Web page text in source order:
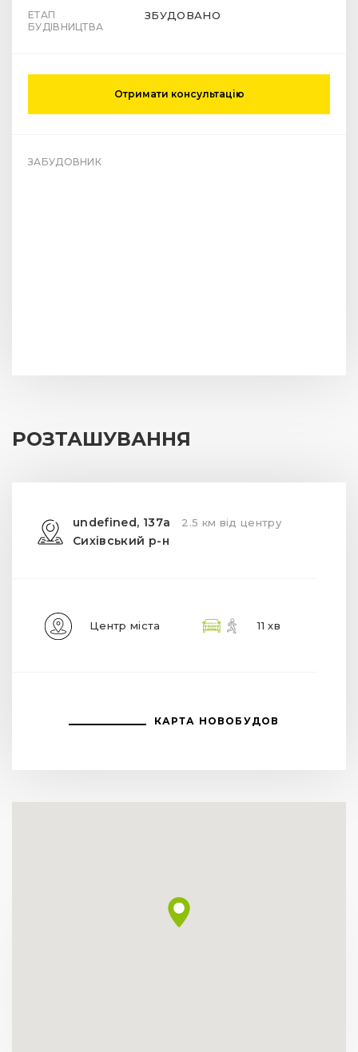
ЕТАП
БУДІВНИЦТВА
ЗБУДОВАНО
Отримати консультацію
ЗАБУДОВНИК
РОЗТАШУВАННЯ
undefined, 137а
Сихівський р-н
2.5 км від центру
Центр міста 11 хв
КАРТА НОВОБУДОВ